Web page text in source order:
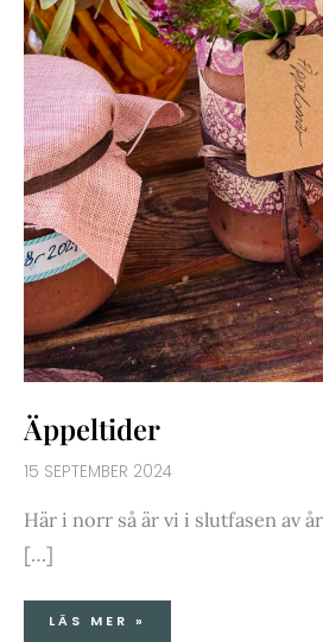
Äppeltider
15 SEPTEMBER 2024
Här i norr så är vi i slutfasen av
[…]
LÄS MER »